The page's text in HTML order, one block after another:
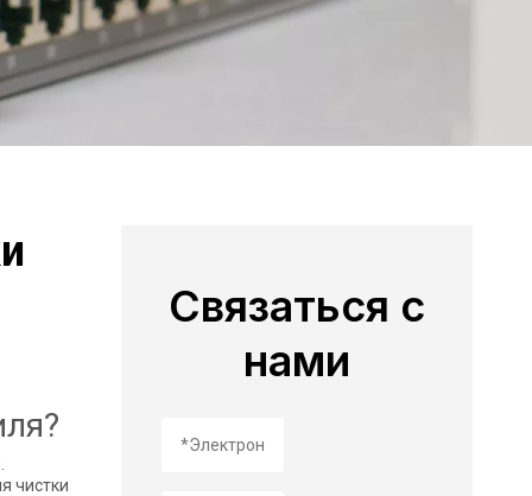
чистки
Связаться с
нами